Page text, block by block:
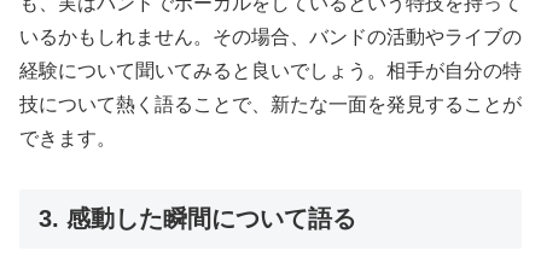
いるかもしれません。その場合、バンドの活動やライブの
経験について聞いてみると良いでしょう。相手が自分の特
技について熱く語ることで、新たな一面を発見することが
できます。
3. 感動した瞬間について語る